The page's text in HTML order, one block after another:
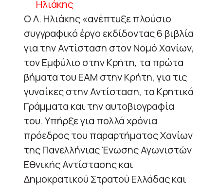
Ο Λ. Ηλιάκης «ανέπτυξε πλούσιο
συγγραφικό έργο εκδίδοντας 6 βιβλία
για την Αντίσταση στον Νομό Χανίων,
τον Εμφύλιο στην Κρήτη, τα πρώτα
βήματα του ΕΑΜ στην Κρήτη, για τις
γυναίκες στην Αντίσταση, τα Κρητικά
Γράμματα και την αυτοβιογραφία
του. Υπήρξε για πολλά χρόνια
πρόεδρος του παραρτήματος Χανίων
της Πανελλήνιας Ένωσης Αγωνιστών
Εθνικής Αντίστασης και
Δημοκρατικού Στρατού Ελλάδας και